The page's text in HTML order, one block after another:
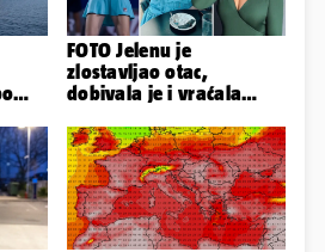
FOTO Jelenu je
zlostavljao otac,
dobivala je i vraćala
tukao šakama'